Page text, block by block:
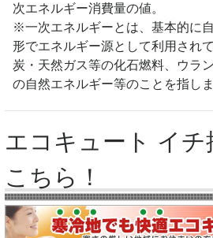
次エネルギー消費量の値。
※一次エネルギーとは、基本的に
形でエネルギー源として利用され
炭・天然ガス等の化石燃料、ウラ
の自然エネルギー等のことを指しま
エコキュート イチ
こちら！